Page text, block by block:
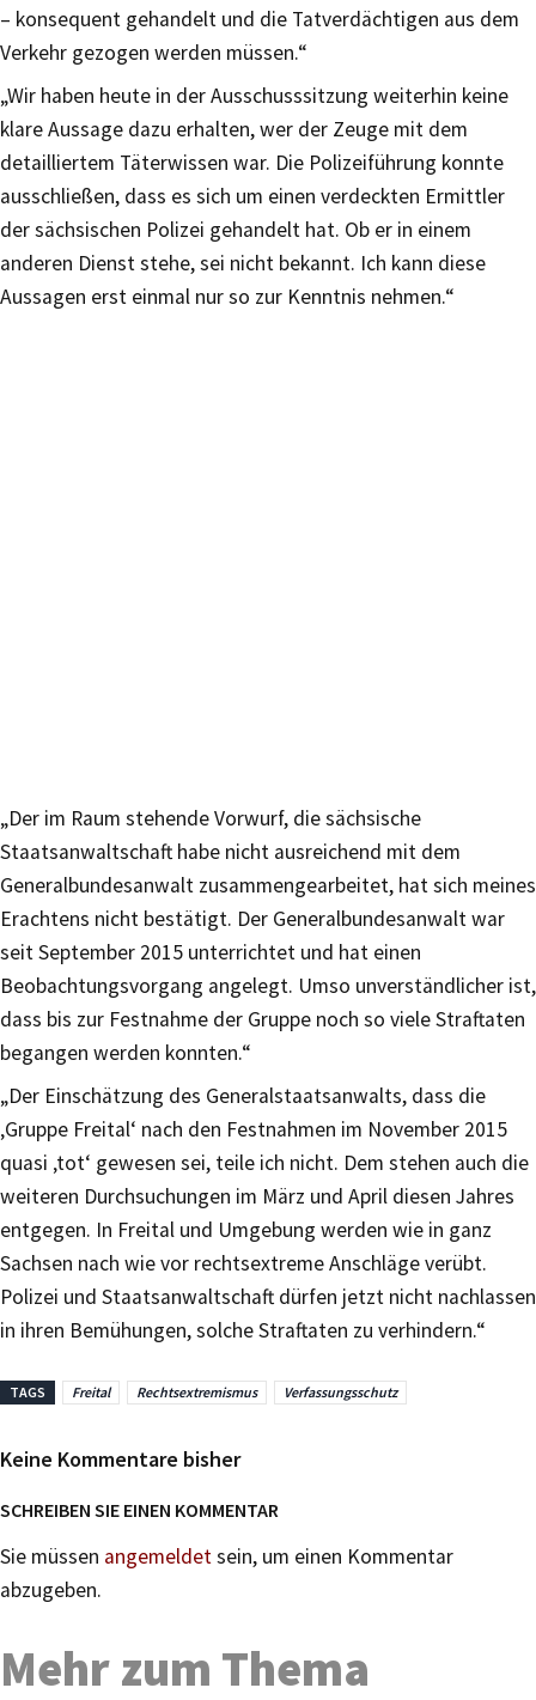
– konsequent gehandelt und die Tatverdächtigen aus dem
Verkehr gezogen werden müssen.“
„Wir haben heute in der Ausschusssitzung weiterhin keine
klare Aussage dazu erhalten, wer der Zeuge mit dem
detailliertem Täterwissen war. Die Polizeiführung konnte
ausschließen, dass es sich um einen verdeckten Ermittler
der sächsischen Polizei gehandelt hat. Ob er in einem
anderen Dienst stehe, sei nicht bekannt. Ich kann diese
Aussagen erst einmal nur so zur Kenntnis nehmen.“
„Der im Raum stehende Vorwurf, die sächsische
Staatsanwaltschaft habe nicht ausreichend mit dem
Generalbundesanwalt zusammengearbeitet, hat sich meines
Erachtens nicht bestätigt. Der Generalbundesanwalt war
seit September 2015 unterrichtet und hat einen
Beobachtungsvorgang angelegt. Umso unverständlicher ist,
dass bis zur Festnahme der Gruppe noch so viele Straftaten
begangen werden konnten.“
„Der Einschätzung des Generalstaatsanwalts, dass die
‚Gruppe Freital‘ nach den Festnahmen im November 2015
quasi ‚tot‘ gewesen sei, teile ich nicht. Dem stehen auch die
weiteren Durchsuchungen im März und April diesen Jahres
entgegen. In Freital und Umgebung werden wie in ganz
Sachsen nach wie vor rechtsextreme Anschläge verübt.
Polizei und Staatsanwaltschaft dürfen jetzt nicht nachlassen
in ihren Bemühungen, solche Straftaten zu verhindern.“
TAGS Freital Rechtsextremismus Verfassungsschutz
Keine Kommentare bisher
SCHREIBEN SIE EINEN KOMMENTAR
Sie müssen angemeldetsein, um einen Kommentar
abzugeben.
Mehr zum Thema